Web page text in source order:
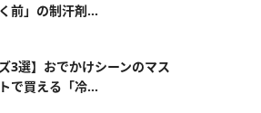
前」の制汗剤...
3選】おでかけシーンのマス
で買える「冷...